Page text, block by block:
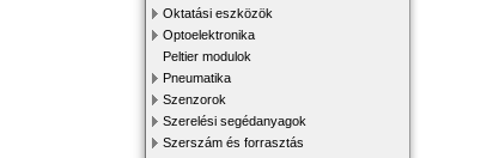
Oktatási eszközök
Optoelektronika
Peltier modulok
Pneumatika
Szenzorok
Szerelési segédanyagok
Szerszám és forrasztás